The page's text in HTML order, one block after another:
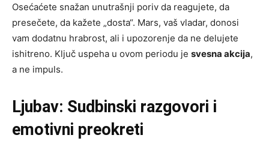
Osećaćete snažan unutrašnji poriv da reagujete, da
presečete, da kažete „dosta“. Mars, vaš vladar, donosi
vam dodatnu hrabrost, ali i upozorenje da ne delujete
ishitreno. Ključ uspeha u ovom periodu je svesna akcija,
a ne impuls.
Ljubav: Sudbinski razgovori i
emotivni preokreti